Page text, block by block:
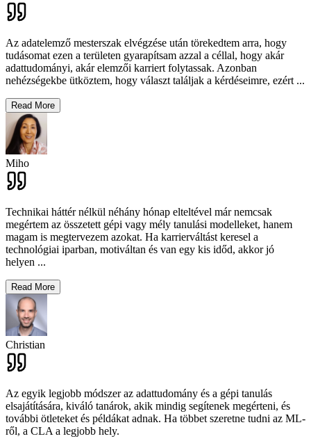
Az adatelemző mesterszak elvégzése után törekedtem arra, hogy
tudásomat ezen a területen gyarapítsam azzal a céllal, hogy akár
adattudományi, akár elemzői karriert folytassak. Azonban
nehézségekbe ütköztem, hogy választ találjak a kérdéseimre, ezért ...
Read More
Miho
Technikai háttér nélkül néhány hónap elteltével már nemcsak
megértem az összetett gépi vagy mély tanulási modelleket, hanem
magam is megtervezem azokat. Ha karrierváltást keresel a
technológiai iparban, motiváltan és van egy kis időd, akkor jó
helyen ...
Read More
Christian
Az egyik legjobb módszer az adattudomány és a gépi tanulás
elsajátítására, kiváló tanárok, akik mindig segítenek megérteni, és
további ötleteket és példákat adnak. Ha többet szeretne tudni az ML-
ről, a CLA a legjobb hely.